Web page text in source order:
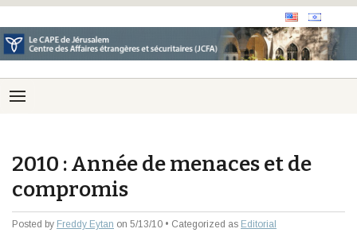
2010 : Année de menaces et de
compromis
Posted by Freddy Eytan on 5/13/10 • Categorized as Editorial